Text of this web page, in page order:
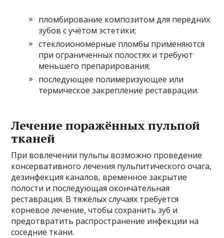
пломбирование композитом для передних
зубов с учётом эстетики;
стеклоиономерные пломбы применяются
при ограниченных полостях и требуют
меньшего препарирования;
последующее полимеризующее или
термическое закрепление реставрации.
Лечение поражённых пульпой
тканей
При вовлечении пульпы возможно проведение
консервативного лечения пульпитического очага,
дезинфекция каналов, временное закрытие
полости и последующая окончательная
реставрация. В тяжёлых случаях требуется
корневое лечение, чтобы сохранить зуб и
предотвратить распространение инфекции на
соседние ткани.